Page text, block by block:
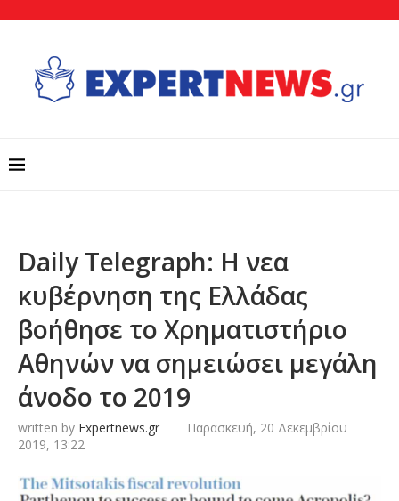
Daily Telegraph: Η νεα
κυβέρνηση της Ελλάδας
βοήθησε το Χρηματιστήριο
Αθηνών να σημειώσει μεγάλη
άνοδο το 2019
written by Expertnews.gr
Παρασκευή, 20 Δεκεμβρίου
2019, 13:22